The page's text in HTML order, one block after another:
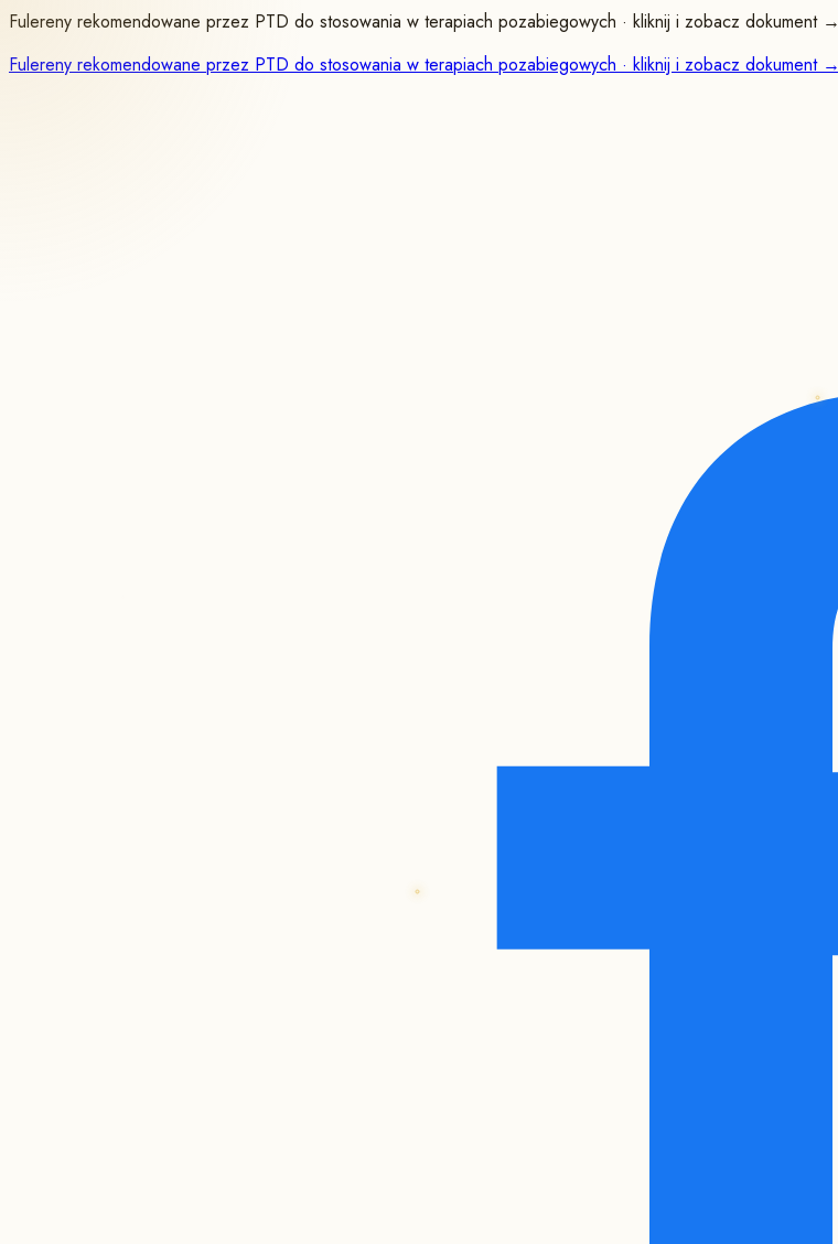
Fulereny rekomendowane przez PTD do stosowania w terapiach pozabiegowych · kliknij i zobacz dokument →
Fulereny rekomendowane przez PTD do stosowania w terapiach pozabiegowych · kliknij i zobacz dokument →